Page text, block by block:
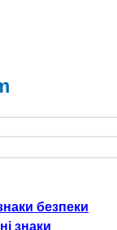
безпеки
знаки